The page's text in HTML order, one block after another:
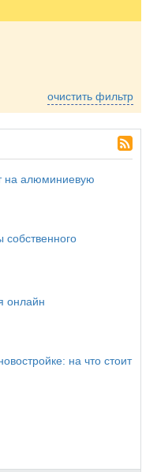
очистить фильтр
на алюминиевую
онлайн
на что стоит